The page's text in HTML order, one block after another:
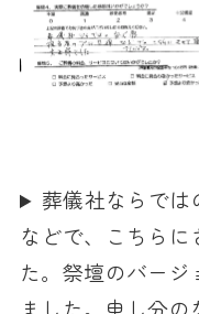
葬儀社ならでは
などで、こちら
た。祭壇のバー
ました。申し分